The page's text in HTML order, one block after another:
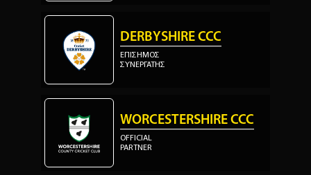
DERBYSHIRE CCC
ΕΠΙΣΗΜΟΣ
ΣΥΝΕΡΓΑΤΗΣ
WORCESTERSHIRE CCC
OFFICIAL
PARTNER